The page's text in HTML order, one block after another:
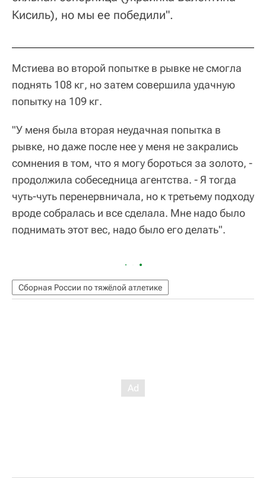
Кисиль), но мы ее победили".
Мстиева во второй попытке в рывке не смогла
поднять 108 кг, но затем совершила удачную
попытку на 109 кг.
"У меня была вторая неудачная попытка в
рывке, но даже после нее у меня не закрались
сомнения в том, что я могу бороться за золото, -
продолжила собеседница агентства. - Я тогда
чуть-чуть перенервничала, но к третьему подходу
вроде собралась и все сделала. Мне надо было
поднимать этот вес, надо было его делать".
Сборная России по тяжёлой атлетике